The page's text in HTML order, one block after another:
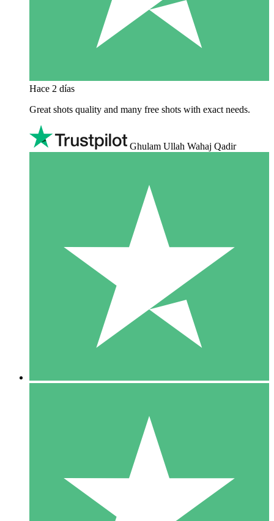
Hace 2 días
Great shots quality and many free shots with exact needs.
Ghulam Ullah Wahaj Qadir